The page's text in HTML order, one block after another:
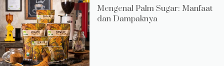
Mengenal Palm Sugar: Manfaat
dan Dampaknya